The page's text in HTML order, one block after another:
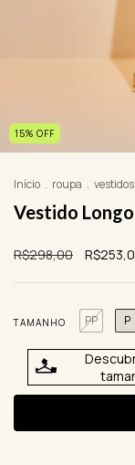
15% OFF
Início . roupa . vestidos
Vestido
R$298,00
TAMANHO PP P